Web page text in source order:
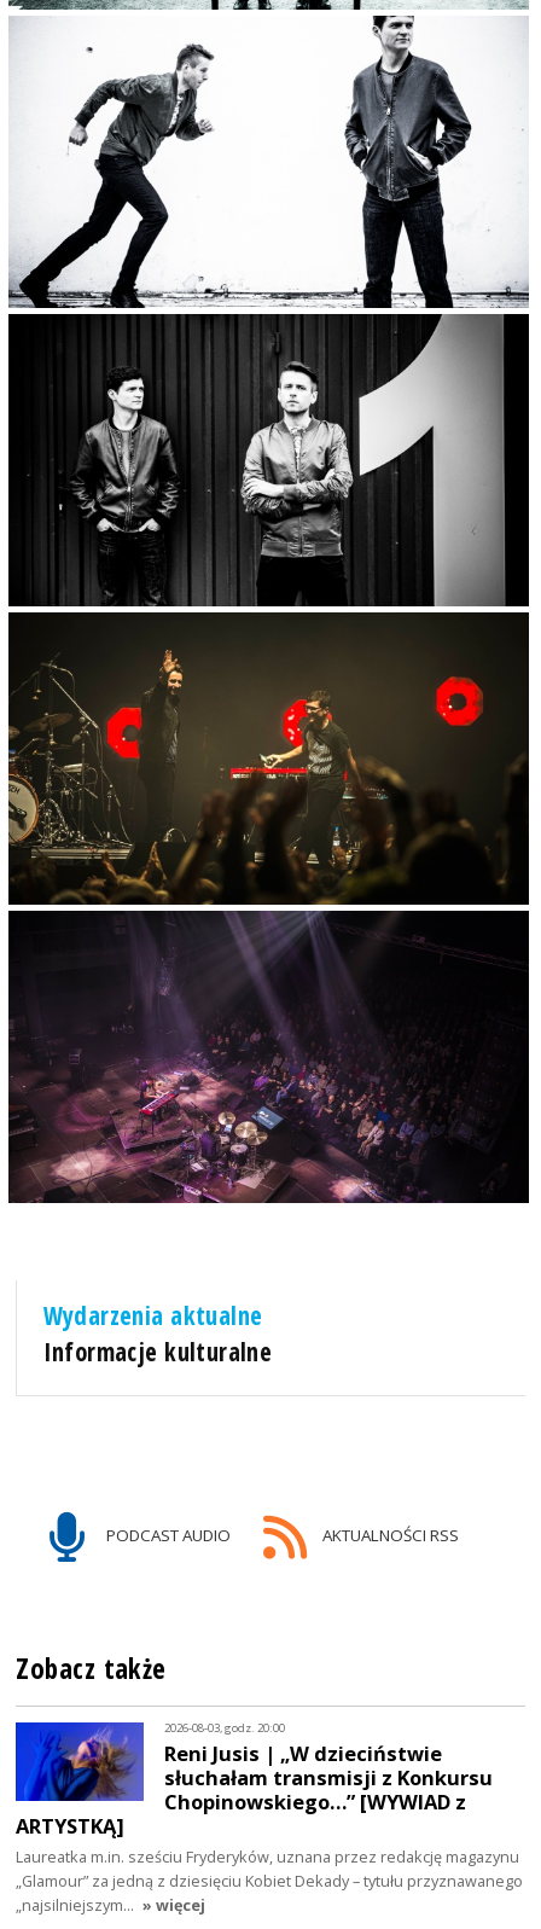
Wydarzenia aktualne
Informacje kulturalne
PODCAST AUDIO AKTUALNOŚCI RSS
Zobacz także
2026-08-03, godz. 20:00
Reni Jusis | „W dzieciństwie
słuchałam transmisji z Konkursu
Chopinowskiego…” [WYWIAD z
ARTYSTKĄ]
Laureatka m.in. sześciu Fryderyków, uznana przez redakcję magazynu
„Glamour” za jedną z dziesięciu Kobiet Dekady – tytułu przyznawanego
„najsilniejszym… » więcej